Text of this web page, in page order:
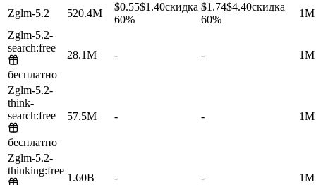
Zglm-5.2 520.4M
$0.55$1.40скидка
60%
$1.74$4.40скидка
60%
1M
Zglm-5.2-
search:free
бесплатно
28.1M - - 1M
Zglm-5.2-
think-
search:free
бесплатно
57.5M - - 1M
Zglm-5.2-
thinking:free
1.60B - - 1M